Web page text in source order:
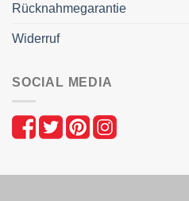
Rücknahmegarantie
Widerruf
SOCIAL MEDIA